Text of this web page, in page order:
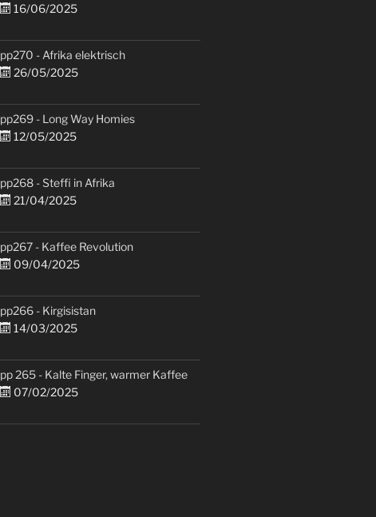
16/06/2025
pp270 - Afrika elektrisch
26/05/2025
pp269 - Long Way Homies
12/05/2025
pp268 - Steffi in Afrika
21/04/2025
pp267 - Kaffee Revolution
09/04/2025
pp266 - Kirgisistan
14/03/2025
pp 265 - Kalte Finger, warmer Kaffee
07/02/2025